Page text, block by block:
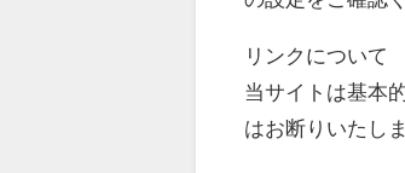
リンクについて
当サイトは基本
はお断りいたしま